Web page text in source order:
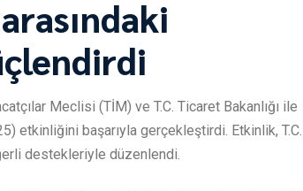
Meclisi (TİM) ve T.C. Ticaret Bakanlığı ile
etkinliğini başarıyla gerçekleştirdi. Etkinlik, T.C.
destekleriyle düzenlendi.